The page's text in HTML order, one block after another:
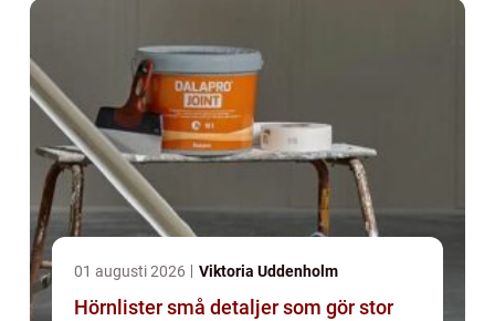
01 augusti 2026 Viktoria Uddenholm
Hörnlister små detaljer som gör stor